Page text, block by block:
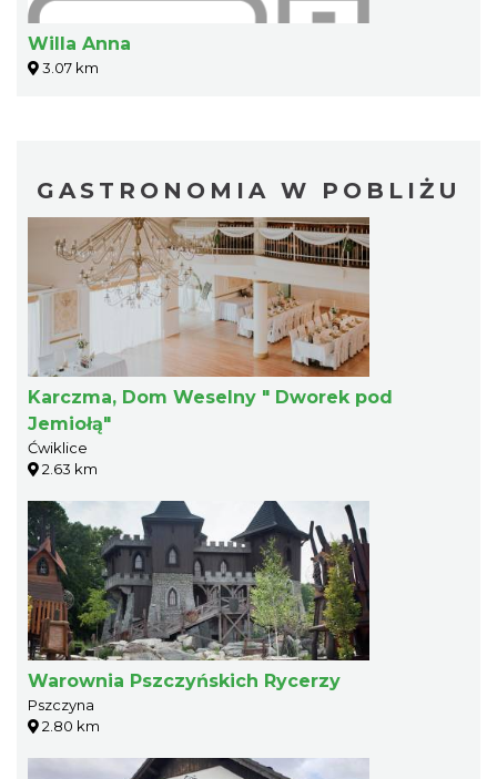
Willa Anna
3.07 km
GASTRONOMIA W POBLIŻU
Karczma, Dom Weselny " Dworek pod
Jemiołą"
Ćwiklice
2.63 km
Warownia Pszczyńskich Rycerzy
Pszczyna
2.80 km